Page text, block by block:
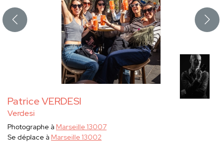
Patrice VERDESI
Verdesi
Photographe à Marseille 13007
Se déplace à Marseille 13002